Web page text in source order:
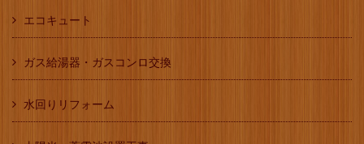
エコキュート
ガス給湯器・ガスコンロ交換
水回りリフォーム